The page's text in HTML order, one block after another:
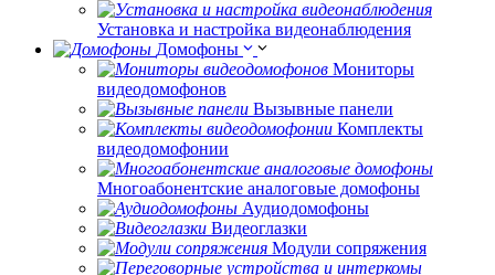
Установка и настройка видеонаблюдения
Домофоны
Мониторы
видеодомофонов
Вызывные панели
Комплекты
видеодомофонии
Многоабонентские аналоговые домофоны
Аудиодомофоны
Видеоглазки
Модули сопряжения